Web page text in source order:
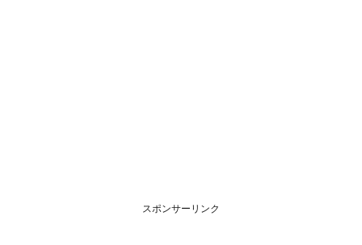
スポンサーリンク